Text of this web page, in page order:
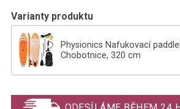
Varianty produktu
Physionics Nafukovací
Chobotnice, 320 cm
Poseidón, 320 cm